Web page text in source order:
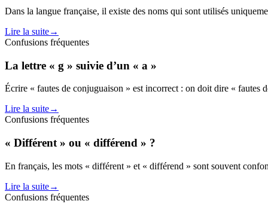
Dans la langue française, il existe des noms qui sont utilisés
Lire la suite→
Confusions fréquentes
La lettre « g » suivie d’un « a »
Écrire « fautes de conjuguaison » est incorrect : on doit dire « fautes
Lire la suite→
Confusions fréquentes
« Différent » ou « différend » ?
En français, les mots « différent » et « différend » sont souvent
Lire la suite→
Confusions fréquentes